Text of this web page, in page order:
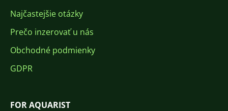
Najčastejšie otázky
Prečo inzerovať u nás
Obchodné podmienky
GDPR
FOR AQUARIST